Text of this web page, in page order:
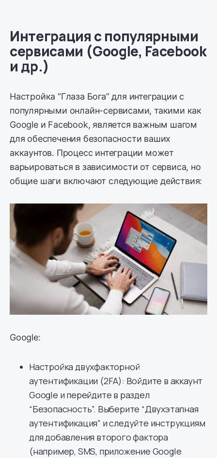
Интеграция с популярными
сервисами (Google, Facebook
и др.)
Настройка “Глаза Бога” для интеграции с
популярными онлайн-сервисами, такими как
Google и Facebook, является важным шагом
для обеспечения безопасности ваших
аккаунтов. Процесс интеграции может
варьироваться в зависимости от сервиса, но
общие шаги включают следующие действия:
Google:
Настройка двухфакторной
аутентификации (2FA): Войдите в аккаунт
Google и перейдите в раздел
“Безопасность”. Выберите “Двухэтапная
аутентификация” и следуйте инструкциям
для добавления второго фактора
(например, SMS, приложение Google